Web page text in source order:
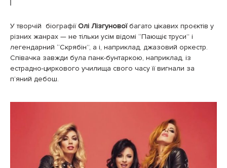
У творчій біографіїОлі Лізгуновоїбагато цікавих проєктів у
різних жанрах — не тільки усім відомі “Пающіє труси” і
легендарний “Скрябін”, а і, наприклад, джазовий оркестр.
Співачка завжди була панк-бунтаркою, наприклад, із
естрадно-циркового училища свого часу її вигнали за
п’яний дебош.